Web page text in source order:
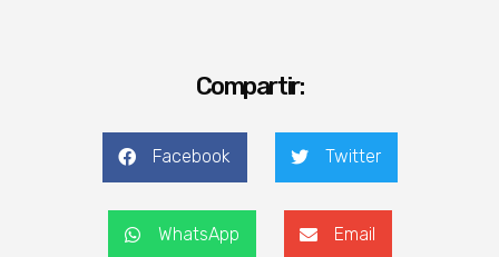
Compartir:
Facebook Twitter
WhatsApp Email